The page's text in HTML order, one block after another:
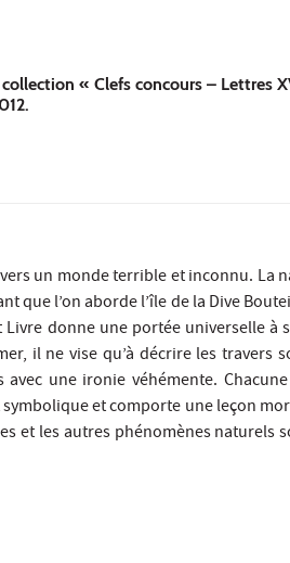
« Clefs concours – Lettres
un monde terrible et inconnu. La
que l’on aborde l’île de la Dive
donne une portée universelle à
il ne vise qu’à décrire les travers
une ironie véhémente.
et comporte une leçon
et les autres phénomènes naturels